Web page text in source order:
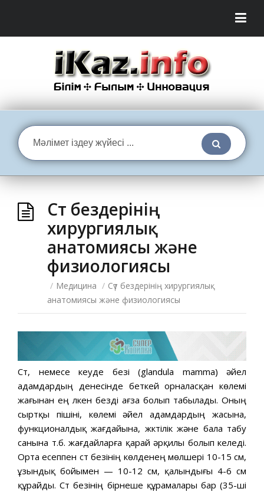
Сүт бездерінің
хирургиялық
анатомиясы және
физиологиясы
/ Медицина / Сүт бездерінің хирургиялық
анатомиясы және физиологиясы
Сүт, немесе кеуде безі (glandula mamma) әйел
адамдардың денесінде беткей орналасқан көлемі
жағынан ең үлкен безді ағза болып табылады. Оның
сыртқы пішіні, көлемі әйел адамдардың жасына,
функционалдық жағдайына, жүктілік және бала табу
санына т.б. жағдайларға қарай әрқилы болып келеді.
Орта есеппен сүт безінің көлденең мөлшері 10-15 см,
ұзындық бойымен — 10-12 см, қалындығы 4-6 см
құрайды. Сүт безінің бірнеше құрамалары бар (35-ші